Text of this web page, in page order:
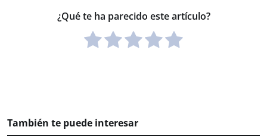
¿Qué te ha parecido este artículo?
También te puede interesar